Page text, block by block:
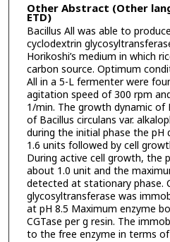
Other Abstract (Other
ETD)
Bacillus All was able to
cyclodextrin
Horikoshi’s medium in which
carbon source. Optimum
All in a 5-L fermenter were
agitation speed of 300 rpm
1/min. The growth dynamic of
of Bacillus circulans var.
during the initial phase the pH
1.6 units followed by cell
During active cell growth, the
about 1.0 unit and the
detected at stationary phase.
glycosyltransferase was
at pH 8.5 Maximum enzyme
CGTase per g resin. The
to the free enzyme in terms